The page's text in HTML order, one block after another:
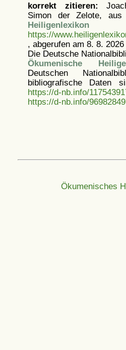
korrekt zitieren:
Simon der Zelote,
Heiligenlexikon
https://
, abgerufen am 8. 8. 2026
Die Deutsche
Ökumenische
Deutschen
bibliografische Daten
https://d-nb.info/
https://d-nb.info/
Ökumenisches